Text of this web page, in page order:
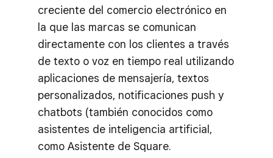
creciente del comercio electrónico en
la que las marcas se comunican
directamente con los clientes a través
de texto o voz en tiempo real utilizando
aplicaciones de mensajería, textos
personalizados, notificaciones push y
chatbots (también conocidos como
asistentes de inteligencia artificial,
como Asistente de Square.